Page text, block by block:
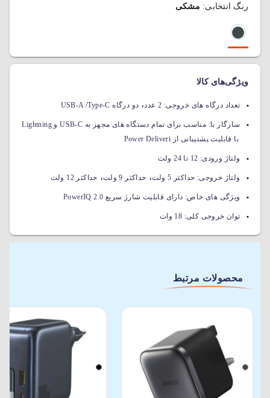
رنگ انتخابی: مشکی
ویژگی‌های کالا
تعداد درگاه های خروجی: 2 عدد ، دو درگاه USB-A /Type-C
سازگار با:
مناسب برای تمام دستگاه های مجهز به USB-C و Lightning
با قابلیت پشتیبانی از Power Deliveri
ولتاژ ورودی: 12 تا 24 ولت
ولتاژ خروجی: حداکثر 5 ولت ، حداکثر 9 ولت ، حداکثر 12 ولت
ویژگی های خاص: دارای قابلیت شارژ سریع PowerIQ 2.0
توان خروجی کلی: 18 وات
محصولات مرتبط